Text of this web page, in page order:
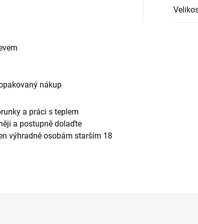
nákup
a práci s teplem
a postupně dolaďte
výhradně osobám starším 18